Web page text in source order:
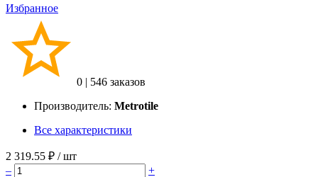
Избранное
0 | 546 заказов
Производитель: Metrotile
Все характеристики
2 319.55 ₽ / шт
–
+